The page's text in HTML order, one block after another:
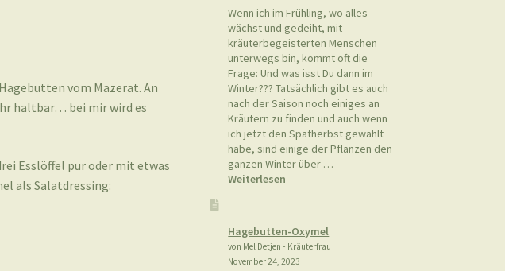
vom Mazerat. An
haltbar… bei mir wird es
Esslöffel pur oder mit etwas
als Salatdressing:
Wenn ich im Frühling, wo alles
wächst und gedeiht, mit
kräuterbegeisterten Menschen
unterwegs bin, kommt oft die
Frage: Und was isst Du dann im
Winter??? Tatsächlich gibt es auch
nach der Saison noch einiges an
Kräutern zu finden und auch wenn
ich jetzt den Spätherbst gewählt
habe, sind einige der Pflanzen den
ganzen Winter über …
Weiterlesen
November
Hagebutten-Oxymel
von Mel Detjen - Kräuterfrau
November 24, 2023